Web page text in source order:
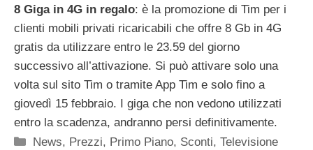
8 Giga in 4G in regalo: è la promozione di Tim per i
clienti mobili privati ricaricabili che offre 8 Gb in 4G
gratis da utilizzare entro le 23.59 del giorno
successivo all’attivazione. Si può attivare solo una
volta sul sito Tim o tramite App Tim e solo fino a
giovedì 15 febbraio. I giga che non vedono utilizzati
entro la scadenza, andranno persi definitivamente.
Categorie
News, Prezzi, Primo Piano, Sconti,Televisione